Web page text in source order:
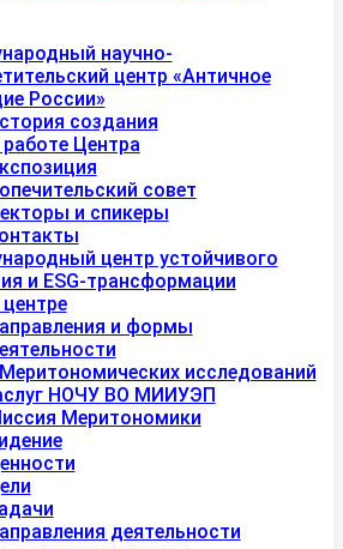
научно-
центр «Античное
России»
создания
Центра
совет
и спикеры
центр устойчивого
и ESG-трансформации
и формы
исследований
НОЧУ ВО МИИУЭП
Меритономики
деятельности